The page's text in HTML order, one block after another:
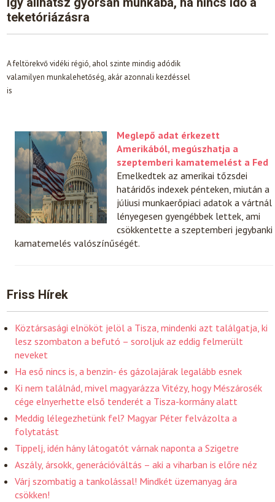
teketóriázásra
A feltörekvő vidéki régió, ahol szinte mindig adódik
valamilyen munkalehetőség, akár azonnali kezdéssel
is
Meglepő adat érkezett
Amerikából, megúszhatja a
szeptemberi kamatemelést a Fed
Emelkedtek az amerikai tőzsdei
határidős indexek pénteken, miután a
júliusi munkaerőpiaci adatok a vártnál
lényegesen gyengébbek lettek, ami
csökkentette a szeptemberi jegybanki
kamatemelés valószínűségét.
Friss Hírek
Köztársasági elnököt jelöl a Tisza, mindenki azt találgatja, ki
lesz szombaton a befutó – soroljuk az eddig felmerült
neveket
Ha eső nincs is, a benzin- és gázolajárak legalább esnek
Ki nem találnád, mivel magyarázza Vitézy, hogy Mészárosék
cége elnyerhette első tenderét a Tisza-kormány alatt
Meddig lélegezhetünk fel? Magyar Péter felvázolta a
folytatást
Tippelj, idén hány látogatót várnak naponta a Szigetre
Aszály, ársokk, generációváltás – aki a viharban is előre néz
Várj szombatig a tankolással! Mindkét üzemanyag ára
csökken!